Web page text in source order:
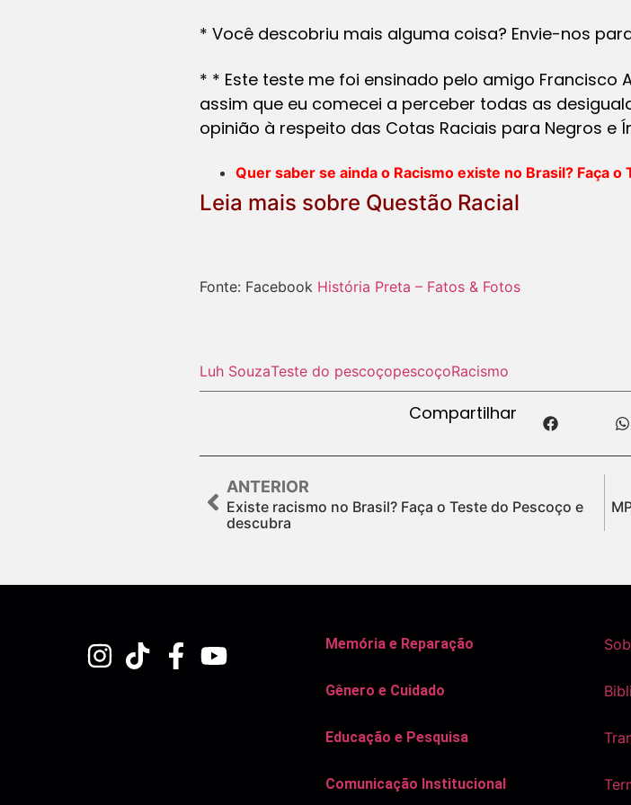
* Você descobriu mais alguma coisa? Envie-nos
* * Este teste me foi ensinado pelo amigo Francisco
assim que eu comecei a perceber todas as
opinião à respeito das Cotas Raciais para Negros e
Quer saber se ainda o Racismo existe no Brasil? Faça o
Leia mais sobre Questão Racial
Fonte: Facebook História Preta – Fatos & Fotos
Luh SouzaTeste do pescoçopescoçoRacismo
Compartilhar
ANTERIOR
Existe racismo no Brasil? Faça o Teste do Pescoço e
descubra
Memória e Reparação
Gênero e Cuidado
Educação e Pesquisa
Comunicação Institucional